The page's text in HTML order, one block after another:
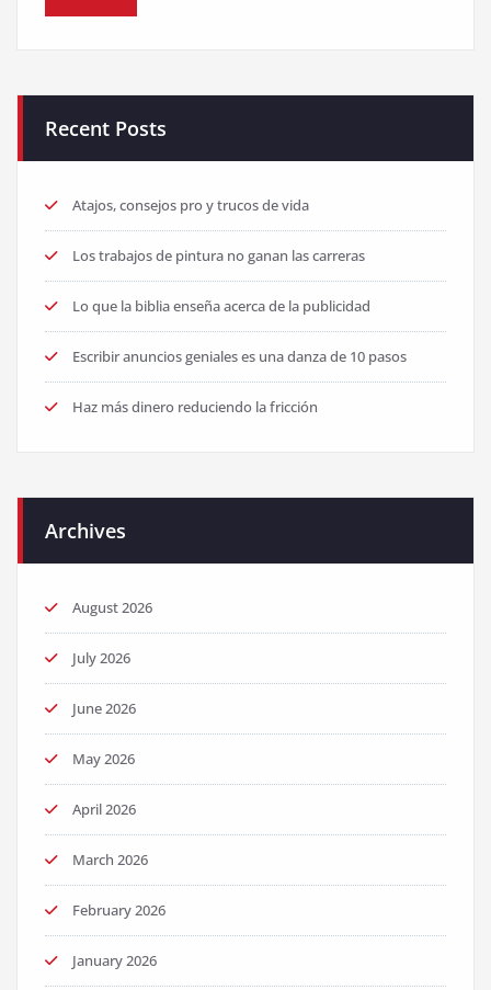
Recent Posts
Atajos, consejos pro y trucos de vida
Los trabajos de pintura no ganan las carreras
Lo que la biblia enseña acerca de la publicidad
Escribir anuncios geniales es una danza de 10 pasos
Haz más dinero reduciendo la fricción
Archives
August 2026
July 2026
June 2026
May 2026
April 2026
March 2026
February 2026
January 2026